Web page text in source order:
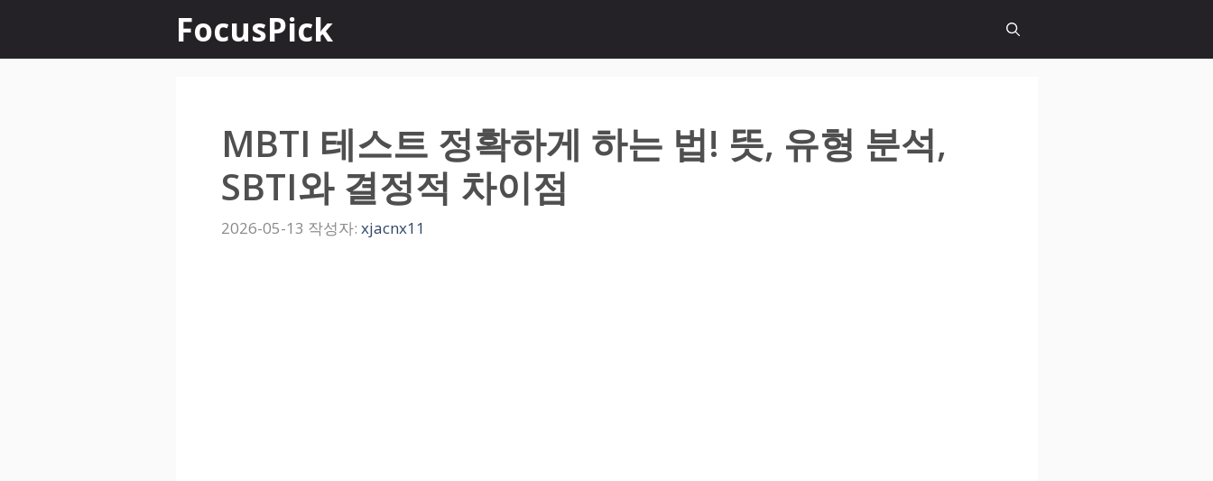
텐
FocusPick
MBTI 테스트 정확하게 하는 법! 뜻, 유형 분석,
SBTI와 결정적 차이점
2026-05-13 작성자: xjacnx11